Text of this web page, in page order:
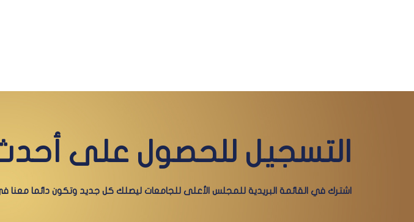
التسجيل للحصول على أحدث
اشترك في القائمة البريدية للمجلس الأعلى للجامعات ليصلك كل جديد وتكون دائما معنا فى